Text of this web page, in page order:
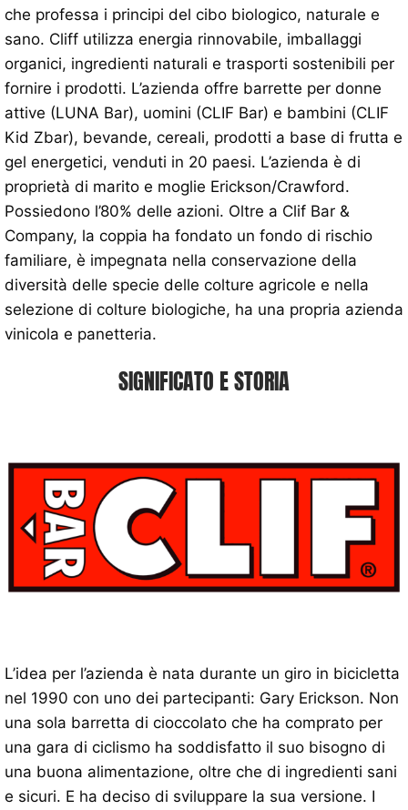
che professa i principi del cibo biologico, naturale e
sano. Cliff utilizza energia rinnovabile, imballaggi
organici, ingredienti naturali e trasporti sostenibili per
fornire i prodotti. L’azienda offre barrette per donne
attive (LUNA Bar), uomini (CLIF Bar) e bambini (CLIF
Kid Zbar), bevande, cereali, prodotti a base di frutta e
gel energetici, venduti in 20 paesi. L’azienda è di
proprietà di marito e moglie Erickson/Crawford.
Possiedono l’80% delle azioni. Oltre a Clif Bar &
Company, la coppia ha fondato un fondo di rischio
familiare, è impegnata nella conservazione della
diversità delle specie delle colture agricole e nella
selezione di colture biologiche, ha una propria azienda
vinicola e panetteria.
SIGNIFICATO E STORIA
L’idea per l’azienda è nata durante un giro in bicicletta
nel 1990 con uno dei partecipanti: Gary Erickson. Non
una sola barretta di cioccolato che ha comprato per
una gara di ciclismo ha soddisfatto il suo bisogno di
una buona alimentazione, oltre che di ingredienti sani
e sicuri. E ha deciso di sviluppare la sua versione. I